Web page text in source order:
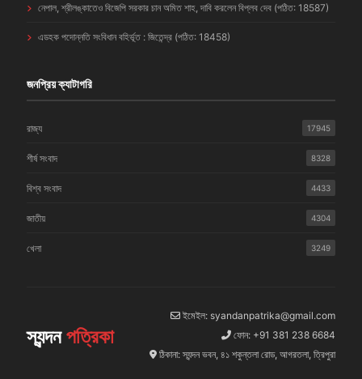
নেপাল, শ্রীলঙ্কাতেও বিজেপি সরকার চান অমিত শাহ, দাবি করলেন বিপ্লব দেব (পঠিত: 18587)
এডহক পদোন্নতি সংবিধান বহির্ভূত : জিতেন্দ্র (পঠিত: 18458)
জনপ্রিয় ক্যাটাগরি
রাজ্য 17945
শীর্ষ সংবাদ 8328
বিশ্ব সংবাদ 4433
জাতীয় 4304
খেলা 3249
স্যন্দনপত্রিকা
ইমেইল: syandanpatrika@gmail.com
ফোন: +91 381 238 6684
ঠিকানা: স্যন্দন ভবন, ৪১ শকুন্তলা রোড, আগরতলা, ত্রিপুরা